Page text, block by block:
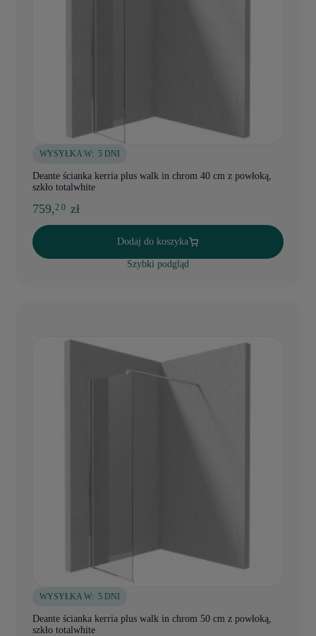
WYSYŁKA W: 5 DNI
Deante ścianka kerria plus walk in chrom 40 cm z powłoką,
szkło totalwhite
759,2 0 zł
Dodaj do koszyka
Szybki podgląd
WYSYŁKA W: 5 DNI
Deante ścianka kerria plus walk in chrom 50 cm z powłoką,
szkło totalwhite